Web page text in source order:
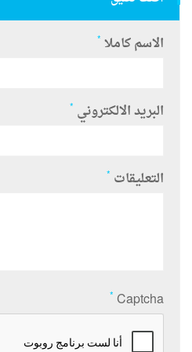
الاسم كاملا *
البريد الالكتروني *
التعليقات *
Captcha
*